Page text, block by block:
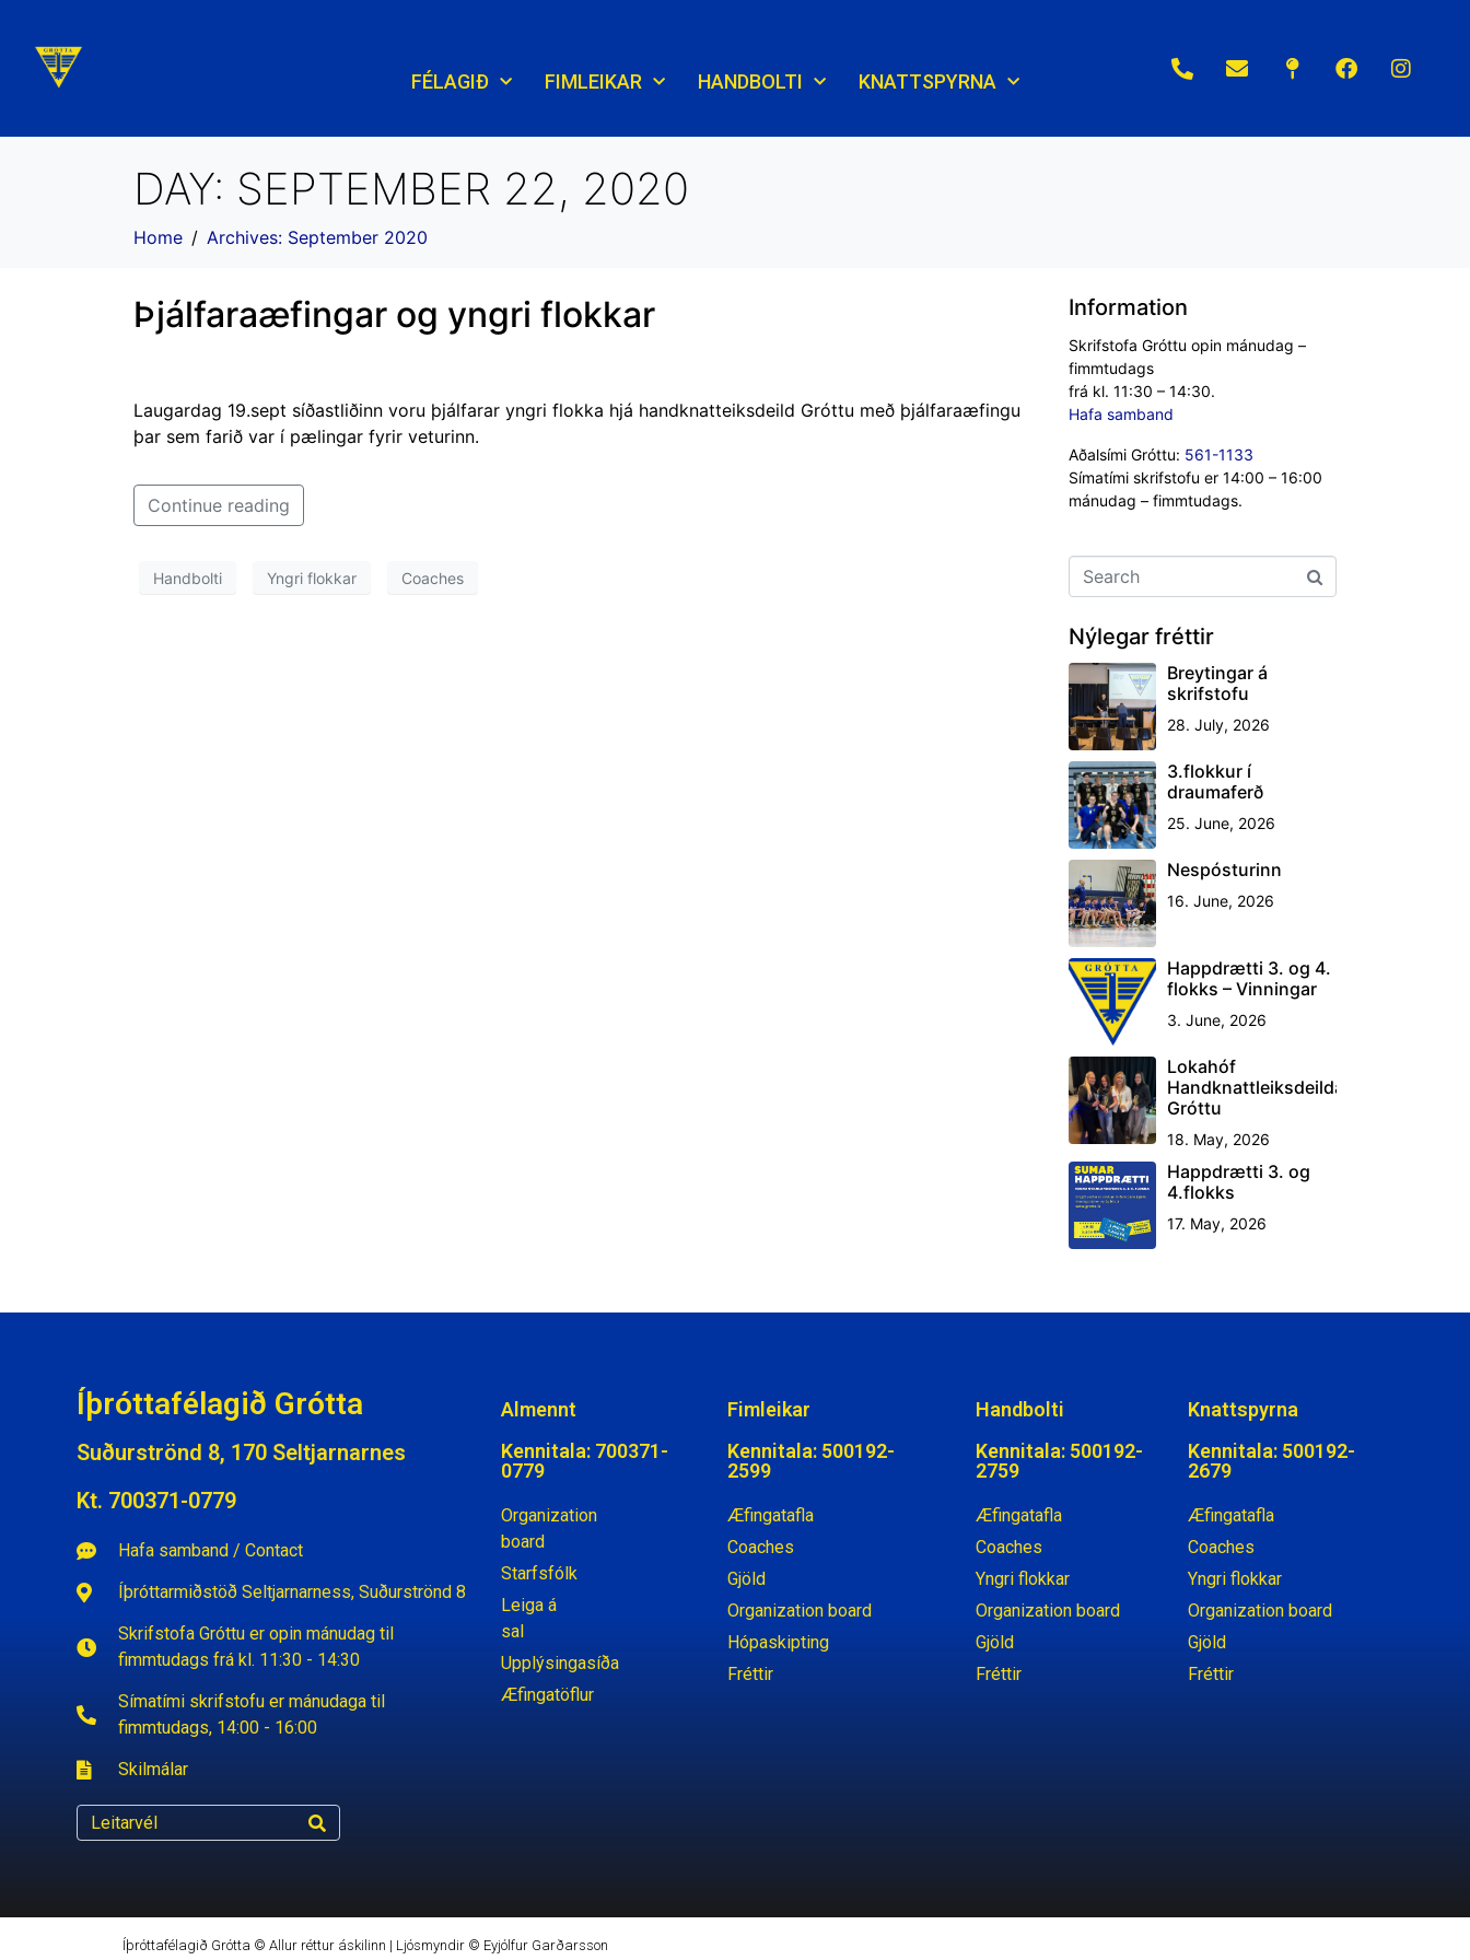
FÉLAGIÐ FIMLEIKAR HANDBOLTI KNATTSPYRNA
DAY: SEPTEMBER 22, 2020
Home Archives: September 2020
Þjálfaraæfingar og yngri flokkar
Laugardag 19.sept síðastliðinn voru þjálfarar yngri flokka hjá handknatteiksdeild Gróttu með þjálfaraæfingu
þar sem farið var í pælingar fyrir veturinn.
Continue reading
Handbolti Yngri flokkar Coaches
Information
Skrifstofa Gróttu opin mánudag –
fimmtudags
frá kl. 11:30 – 14:30.
Hafa samband
Aðalsími Gróttu: 561-1133
Símatími skrifstofu er 14:00 – 16:00
mánudag – fimmtudags.
Nýlegar fréttir
Breytingar á
skrifstofu
28. July, 2026
3.flokkur í
draumaferð
25. June, 2026
Nespósturinn
16. June, 2026
Happdrætti 3. og 4.
flokks – Vinningar
3. June, 2026
Lokahóf
Handknattleiksdeildar
Gróttu
18. May, 2026
Happdrætti 3. og
4.flokks
17. May, 2026
Íþróttafélagið Grótta
Suðurströnd 8, 170 Seltjarnarnes
Kt. 700371-0779
Hafa samband / Contact
Íþróttarmiðstöð Seltjarnarness, Suðurströnd 8
Skrifstofa Gróttu er opin mánudag til
fimmtudags frá kl. 11:30 - 14:30
Símatími skrifstofu er mánudaga til
fimmtudags, 14:00 - 16:00
Skilmálar
Almennt
Kennitala: 700371-
0779
Organization
board
Starfsfólk
Leiga á
sal
Upplýsingasíða
Æfingatöflur
Fimleikar
Kennitala: 500192-
2599
Æfingatafla
Coaches
Gjöld
Organization board
Hópaskipting
Fréttir
Handbolti
Kennitala: 500192-
2759
Æfingatafla
Coaches
Yngri flokkar
Organization board
Gjöld
Fréttir
Knattspyrna
Kennitala: 500192-
2679
Æfingatafla
Coaches
Yngri flokkar
Organization board
Gjöld
Fréttir
Íþróttafélagið Grótta © Allur réttur áskilinn | Ljósmyndir © Eyjólfur Garðarsson